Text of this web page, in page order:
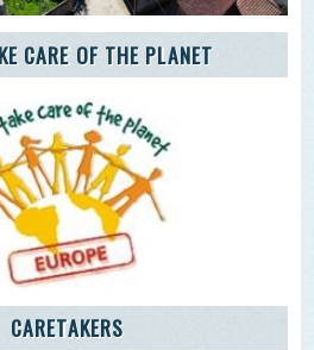
| Litígio Consumo
site sao usados cookies e
site consente o uso dos